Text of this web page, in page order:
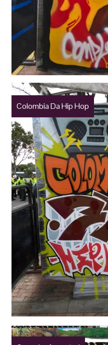
Colombia Da Hip Hop